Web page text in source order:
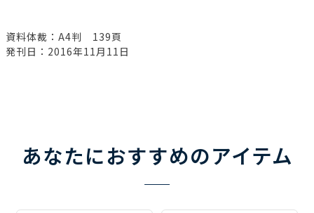
資料体裁：A4判 139頁
発刊日：2016年11月11日
あなたにおすすめのアイテム